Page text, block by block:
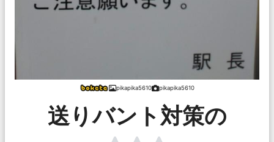
pikapika5610 pikapika5610
送りバント対策の